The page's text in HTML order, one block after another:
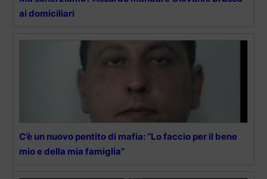
ai domiciliari
C’è un nuovo pentito di mafia: “Lo faccio per il bene
mio e della mia famiglia”